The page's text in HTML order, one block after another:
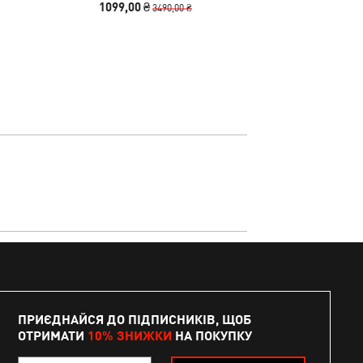
1099,00 ₴3490,00 ₴
ПРИЄДНАЙСЯ ДО ПІДПИСНИКІВ, ЩОБ
ОТРИМАТИ 10% ЗНИЖКИ НА ПОКУПКУ